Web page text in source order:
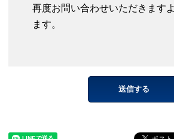
再度お問い合わせいただきます
ます。